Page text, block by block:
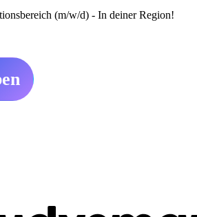
(m/w/d) - In deiner Region!